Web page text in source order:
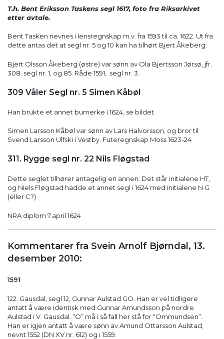
T.h. Bent Eriksson Taskens segl 1617, foto fra Riksarkivet
etter avtale.
Bent Tasken nevnes i lensregnskap m.v. fra 1593 til ca. 1622. Ut fra
dette antas det at segl nr. 5 og 10 kan ha tilhørt Bjert Åkeberg.
Bjert Olsson Åkeberg (østre) var sønn av Ola Bjertsson Jørsø, jfr.
308. segl nr. 1, og 85. Råde 1591, segl nr. 3.
309 Våler Segl nr. 5 Simen Kåbøl
Han brukte et annet bumerke i 1624, se bildet.
Simen Larsson Kåbøl var sønn av Lars Halvorsson, og bror til
Svend Larsson Ulfski i Vestby. Futeregnskap Moss 1623-24
311. Rygge segl nr. 22 Nils Fløgstad
Dette seglet tilhører antagelig en annen. Det står initialene HT,
og Niels Fløgstad hadde et annet segl i 1624 med initialene N G
(eller C?)
NRA diplom 7.april 1624
Kommentarer fra Svein Arnolf Bjørndal, 13.
desember 2010:
1591
122. Gausdal, segl 12, Gunnar Aulstad GO. Han er vel tidligere
antatt å være identisk med Gunnar Amundsson på nordre
Aulstad i V. Gausdal. “O” må i så fall her stå for “Ommundsen”.
Han er igjen antatt å være sønn av Amund Ottarsson Aulstad,
nevnt 1552 (DN XV nr. 612) og i 1559.